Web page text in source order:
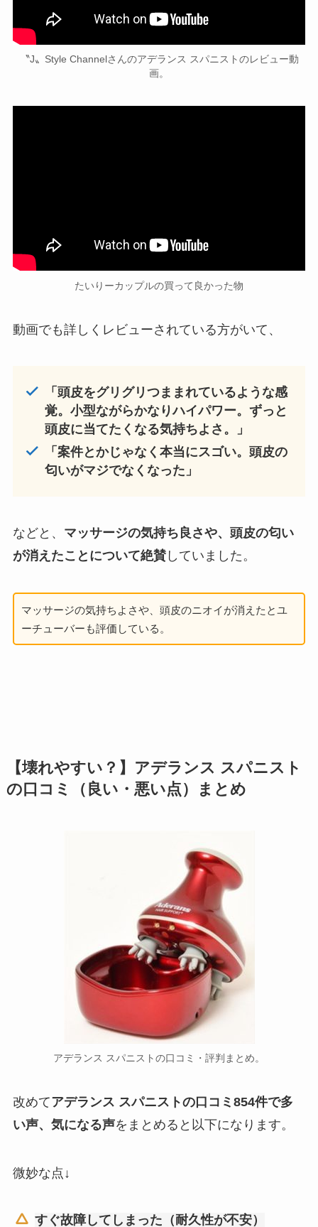
〝J〟Style Channelさんのアデランス スパニストのレビュー動
画。
たいりーカップルの買って良かった物
動画でも詳しくレビューされている方がいて、
「頭皮をグリグリつままれているような感
覚。小型ながらかなりハイパワー。ずっと
頭皮に当てたくなる気持ちよさ。」
「案件とかじゃなく本当にスゴい。頭皮の
匂いがマジでなくなった」
などと、 マッサージの気持ち良さや、頭皮の匂い
が消えたことについて絶賛していました。
マッサージの気持ちよさや、頭皮のニオイが消えたとユ
ーチューバーも評価している。
【壊れやすい？】アデランス スパニスト
の口コミ（良い・悪い点）まとめ
アデランス スパニストの口コミ・評判まとめ。
改めてアデランス スパニストの口コミ854件で多
い声、気になる声をまとめると以下になります。
微妙な点↓
すぐ故障してしまった（耐久性が不安）